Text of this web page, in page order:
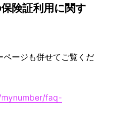
険証利用に関す
ージも併せてご覧くだ
faq-